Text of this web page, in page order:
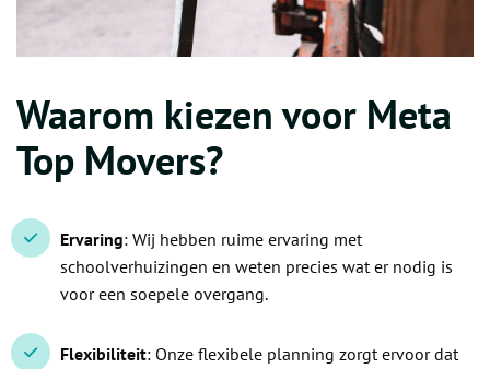
Waarom kiezen voor Meta
Top Movers?
Ervaring: Wij hebben ruime ervaring met
schoolverhuizingen en weten precies wat er nodig is
voor een soepele overgang.
Flexibiliteit: Onze flexibele planning zorgt ervoor dat